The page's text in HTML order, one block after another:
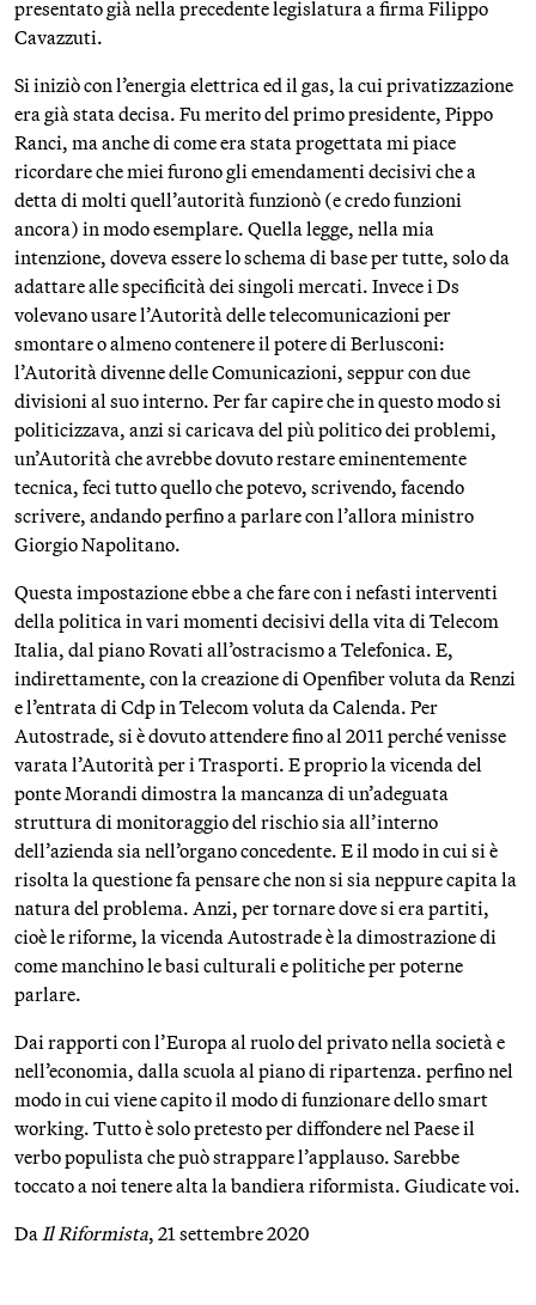
presentato già nella precedente legislatura a firma Filippo
Cavazzuti.
Si iniziò con l’energia elettrica ed il gas, la cui privatizzazione
era già stata decisa. Fu merito del primo presidente, Pippo
Ranci, ma anche di come era stata progettata mi piace
ricordare che miei furono gli emendamenti decisivi che a
detta di molti quell’autorità funzionò (e credo funzioni
ancora) in modo esemplare. Quella legge, nella mia
intenzione, doveva essere lo schema di base per tutte, solo da
adattare alle specificità dei singoli mercati. Invece i Ds
volevano usare l’Autorità delle telecomunicazioni per
smontare o almeno contenere il potere di Berlusconi:
l’Autorità divenne delle Comunicazioni, seppur con due
divisioni al suo interno. Per far capire che in questo modo si
politicizzava, anzi si caricava del più politico dei problemi,
un’Autorità che avrebbe dovuto restare eminentemente
tecnica, feci tutto quello che potevo, scrivendo, facendo
scrivere, andando perfino a parlare con l’allora ministro
Giorgio Napolitano.
Questa impostazione ebbe a che fare con i nefasti interventi
della politica in vari momenti decisivi della vita di Telecom
Italia, dal piano Rovati all’ostracismo a Telefonica. E,
indirettamente, con la creazione di Openfiber voluta da Renzi
e l’entrata di Cdp in Telecom voluta da Calenda. Per
Autostrade, si è dovuto attendere fino al 2011 perché venisse
varata l’Autorità per i Trasporti. E proprio la vicenda del
ponte Morandi dimostra la mancanza di un’adeguata
struttura di monitoraggio del rischio sia all’interno
dell’azienda sia nell’organo concedente. E il modo in cui si è
risolta la questione fa pensare che non si sia neppure capita la
natura del problema. Anzi, per tornare dove si era partiti,
cioè le riforme, la vicenda Autostrade è la dimostrazione di
come manchino le basi culturali e politiche per poterne
parlare.
Dai rapporti con l’Europa al ruolo del privato nella società e
nell’economia, dalla scuola al piano di ripartenza. perfino nel
modo in cui viene capito il modo di funzionare dello smart
working. Tutto è solo pretesto per diffondere nel Paese il
verbo populista che può strappare l’applauso. Sarebbe
toccato a noi tenere alta la bandiera riformista. Giudicate voi.
Da Il Riformista, 21 settembre 2020